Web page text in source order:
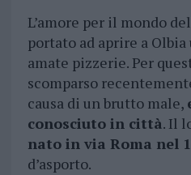
L’amore per il mondo
portato ad aprire a
amate pizzerie. Per
scomparso
causa di un brutto male,
conosciuto in città. Il
nato in via Roma nel
d’asporto.